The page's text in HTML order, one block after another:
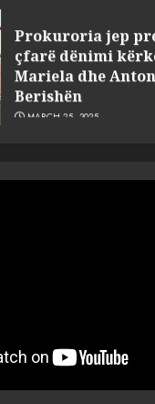
Prokuroria jep
çfarë dënimi
Mariela dhe
Berishën
“bosen” Joana
abuzim me
pasuri të